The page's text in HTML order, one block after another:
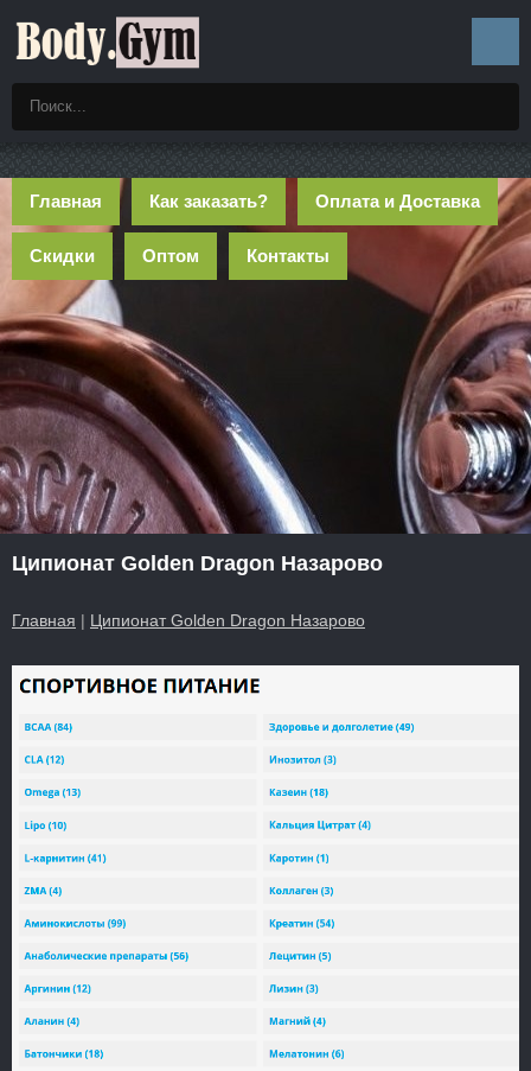
Главная Как заказать? Оплата и Доставка
Скидки Оптом Контакты
Ципионат Golden Dragon Назарово
Главная | Ципионат Golden Dragon Назарово